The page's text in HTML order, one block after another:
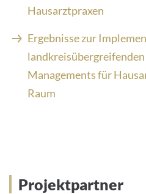
Hausarztpraxen
Ergebnisse zur
landkreisübergreifenden
Managements für
Raum
Projektpartner